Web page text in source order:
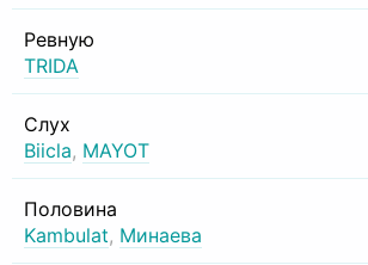
Ревную
TRIDA
Слух
Biicla, MAYOT
Половина
Kambulat, Минаева